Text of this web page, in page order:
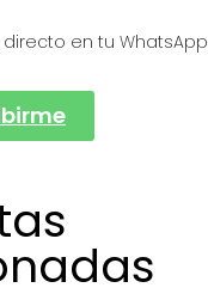
en tu WhatsApp